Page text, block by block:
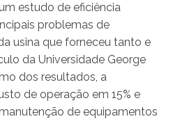
estudo de eficiência
problemas de
usina que forneceu tanto e
da Universidade George
dos resultados, a
de operação em 15% e
de equipamentos